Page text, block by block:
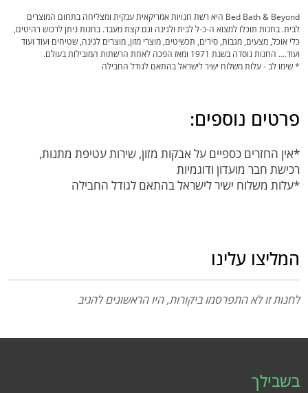
Bed Bath & Beyond היא רשת חנויות אמריקאית ענקית ומצליחה בתחום המוצרים
לבית. בחנות תוכלו למצוא ה-כ-ל לבית ולגינה וגם קצת מעבר. בחנות ניתן לרכוש רהיטים,
כלי אוכל, מצעים, מגבות, סירים, תכשיטים, מוצרי מזון, מוצרים לגינה, שטיחים ועוד ועוד
ועוד.... החנות נוסדה בשנת 1971 ומאז הפכה לאחת הרשתות המובילות בעולם.
* שימו לב - עלות משלוח ישיר לישראל בהתאם לגודל החבילה
פרטים נוספים:
*אין החזרים כספיים על אבקות מזון, שירות עטיפת מתנות,
רכישת חבר מועדון ודוגמיות
*עלות משלוח ישיר לישראל בהתאם לגודל החבילה
המליצו עלינו
לחנות זו לא התפרסמו ביקורות, היו הראשונים להגיב
בשבילך